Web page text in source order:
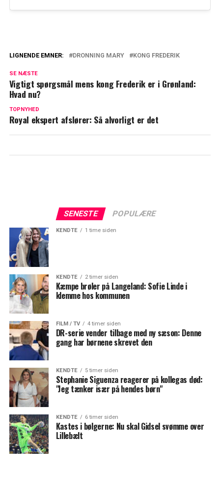
kongeligt besøg
sammen i grin
LIGNENDE EMNER: DRONNING MARY KONG FREDERIK
SE NÆSTE
Vigtigt spørgsmål mens kong Frederik er i Grønland:
Hvad nu?
TOPNYHED
Royal ekspert afslører: Så alvorligt er det
SENESTE POPULÆRE
KENDTE 1 time siden
KENDTE 2 timer siden
Kæmpe brøler på Langeland: Sofie Linde i
klemme hos kommunen
FILM / TV 4 timer siden
DR-serie vender tilbage med ny sæson: Denne
gang har børnene skrevet den
KENDTE 5 timer siden
Stephanie Siguenza reagerer på kollegas død:
"Jeg tænker især på hendes børn"
KENDTE 6 timer siden
Kastes i bølgerne: Nu skal Gidsel svømme over
Lillebælt